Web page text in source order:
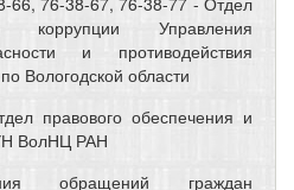
коррупции Управления
и противодействия
Вологодской области
правового обеспечения и
ВолНЦ РАН
обращений граждан